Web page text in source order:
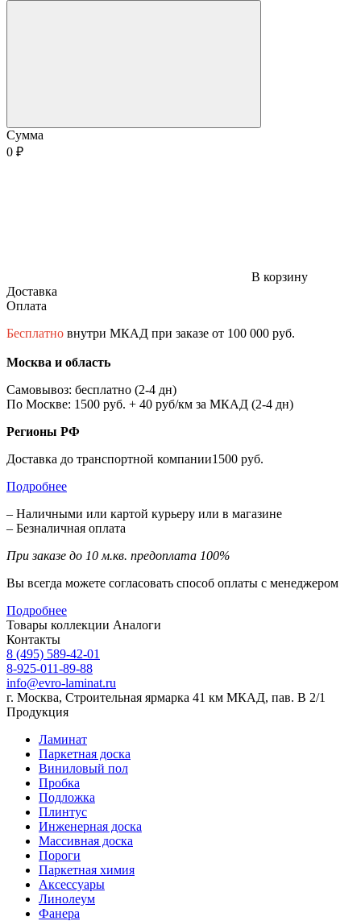
Сумма
0 ₽
В корзину
Доставка
Оплата
Бесплатно внутри МКАД при заказе от 100 000 руб.
Москва и область
Самовывоз: бесплатно (2-4 дн)
По Москве: 1500 руб. + 40 руб/км за МКАД (2-4 дн)
Регионы РФ
Доставка до транспортной компании1500 руб.
Подробнее
– Наличными или картой курьеру или в магазине
– Безналичная оплата
При заказе до 10 м.кв. предоплата 100%
Вы всегда можете согласовать способ оплаты с менеджером
Подробнее
Товары коллекции Аналоги
Контакты
8 (495) 589-42-01
8-925-011-89-88
info@evro-laminat.ru
г. Москва, Строительная ярмарка 41 км МКАД, пав. В 2/1
Продукция
Ламинат
Паркетная доска
Виниловый пол
Пробка
Подложка
Плинтус
Инженерная доска
Массивная доска
Пороги
Паркетная химия
Аксессуары
Линолеум
Фанера